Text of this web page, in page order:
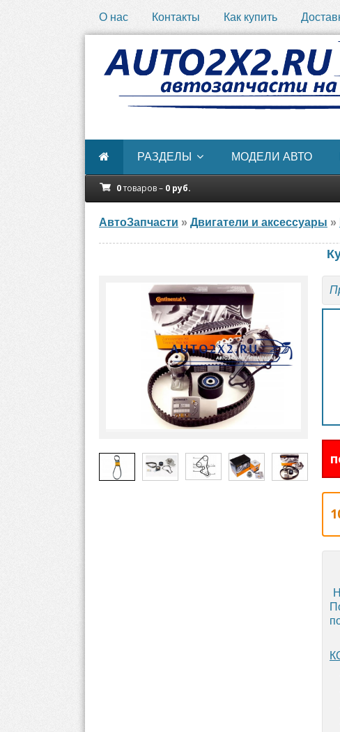
О нас Контакты Как купить
РАЗДЕЛЫ МОДЕЛИ АВТО
0товаров – 0 руб.
АвтоЗапчасти » Двигатели и аксессуары »